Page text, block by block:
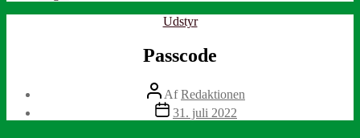
Kategorier
Udstyr
Passcode
Indlægsforfatter
AfRedaktionen
Indlægsdato
31. juli 2022